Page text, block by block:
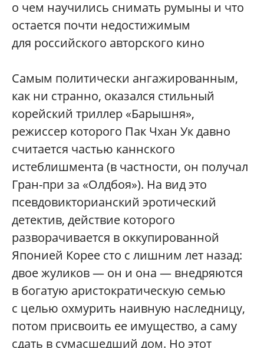
о чем научились снимать румыны и что
остается почти недостижимым
для российского авторского кино
Самым политически ангажированным,
как ни странно, оказался стильный
корейский триллер «Барышня»,
режиссер которого Пак Чхан Ук давно
считается частью каннского
истеблишмента (в частности, он получал
Гран-при за «Олдбоя»). На вид это
псевдовикторианский эротический
детектив, действие которого
разворачивается в оккупированной
Японией Корее сто с лишним лет назад:
двое жуликов — он и она — внедряются
в богатую аристократическую семью
с целью охмурить наивную наследницу,
потом присвоить ее имущество, а саму
сдать в сумасшедший дом. Но этот